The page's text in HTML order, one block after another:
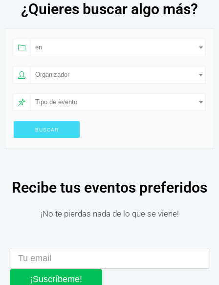
¿Quieres buscar algo más?
en
Organizador
Tipo de evento
Recibe tus eventos preferidos
¡No te pierdas nada de lo que se viene!
¡Suscríbeme!